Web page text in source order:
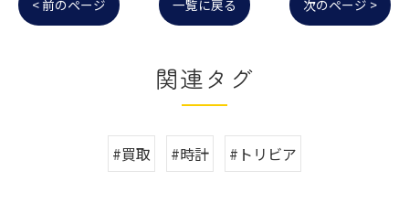
< 前のページ 一覧に戻る 次のページ >
関連タグ
#買取 #時計 #トリビア